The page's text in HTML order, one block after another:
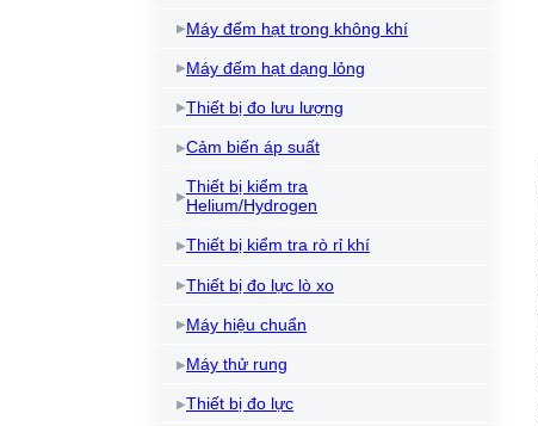
Máy đếm hạt trong không khí
Máy đếm hạt dạng lỏng
Thiết bị đo lưu lượng
Cảm biến áp suất
Thiết bị kiểm tra
Helium/Hydrogen
Thiết bị kiểm tra rò rỉ khí
Thiết bị đo lực lò xo
Máy hiệu chuẩn
Máy thử rung
Thiết bị đo lực